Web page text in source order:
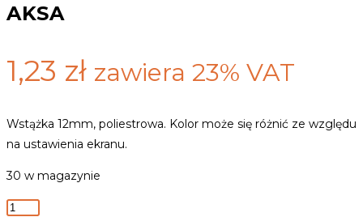
AKSA
1,23 zł zawiera 23% VAT
Wstążka 12mm, poliestrowa. Kolor może się różnić ze względu
na ustawienia ekranu.
30 w magazynie
ilość